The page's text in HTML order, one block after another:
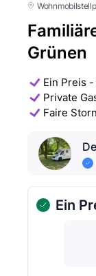
Grünen
Ein Preis
Private
Faire
Ein